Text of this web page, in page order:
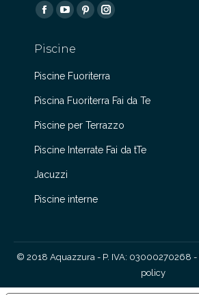
Find us on:
Facebook
opens
window
YouTube
opens
in
window
Pinterest
in
window
Instagram
window
Piscine
Piscine Fuoriterra
Piscina Fuoriterra Fai da Te
Piscine per Terrazzo
Piscine Interrate Fai da tTe
Jacuzzi
Piscine interne
© 2018 Aquazzura - P. IVA: 03000270268 -
policy